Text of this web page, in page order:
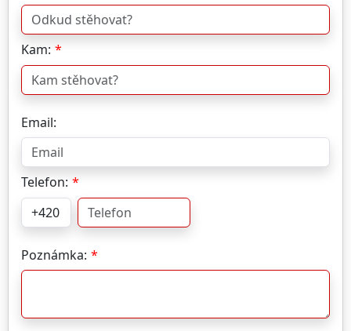
Kam:
Email:
Telefon:
Poznámka: